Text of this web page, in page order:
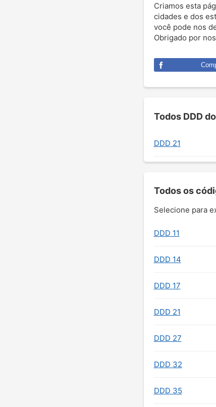
Criamos esta
cidades e dos
você pode nos
Obrigado por
Todos DDD
DDD 21
Todos os
Selecione para
DDD 11
DDD 14
DDD 17
DDD 21
DDD 27
DDD 32
DDD 35